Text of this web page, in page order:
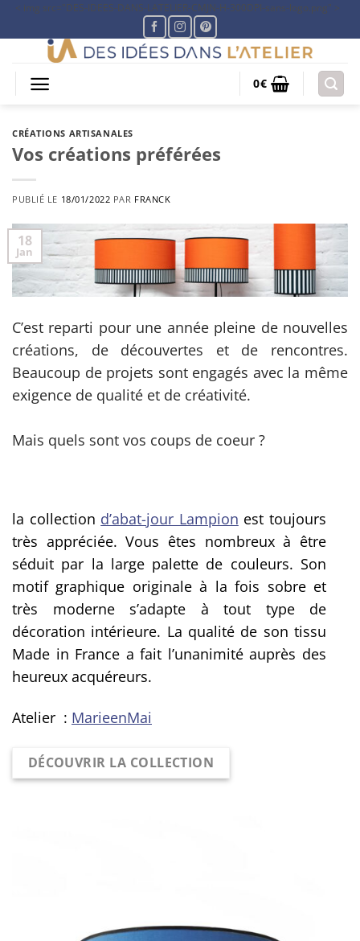
Passer
contenu
< img src="DES-IDEES-DANS-LATELIER-CMJN-H-300DPI-sans-logo.png" >
0€
CRÉATIONS ARTISANALES
Vos créations préférées
PUBLIÉ LE 18/01/2022 PAR FRANCK
18
Jan
C’est reparti pour une année pleine de nouvelles
créations, de découvertes et de rencontres.
Beaucoup de projets sont engagés avec la même
exigence de qualité et de créativité.
Mais quels sont vos coups de coeur ?
la collection d’abat-jour Lampion est toujours
très appréciée. Vous êtes nombreux à être
séduit par la large palette de couleurs. Son
motif graphique originale à la fois sobre et
très moderne s’adapte à tout type de
décoration intérieure. La qualité de son tissu
Made in France a fait l’unanimité auprès des
heureux acquéreurs.
Atelier : MarieenMai
DÉCOUVRIR LA COLLECTION